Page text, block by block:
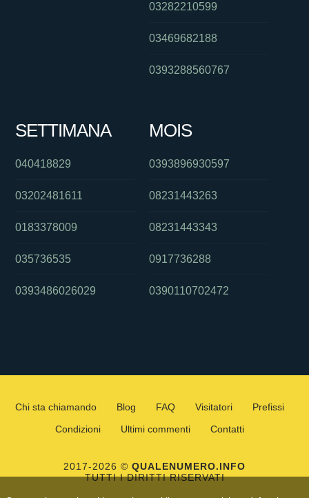
03282210599
03469682188
0393288560767
SETTIMANA
040418829
03202481611
0183378009
035736535
0393486026029
MOIS
0393896930597
08231443263
08231443343
0917736288
0390110702472
Chi sta chiamando Blog FAQ Visitatori
Prefissi
Condizioni
Ultimi commenti Contatti
2017-2026 © QUALENUMERO.INFO
TUTTI I DIRITTI RISERVATI